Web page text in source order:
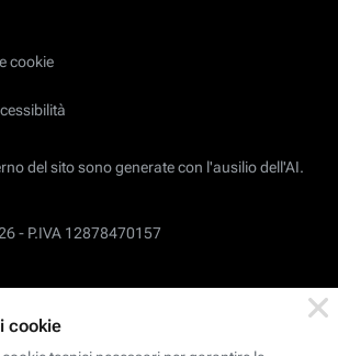
cookie
del sito sono generate con l'ausilio dell'AI.
- P.IVA 12878470157